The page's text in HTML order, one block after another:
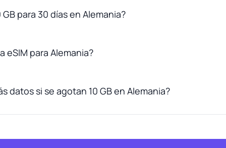
para 30 días en Alemania?
eSIM para Alemania?
datos si se agotan 10 GB en Alemania?